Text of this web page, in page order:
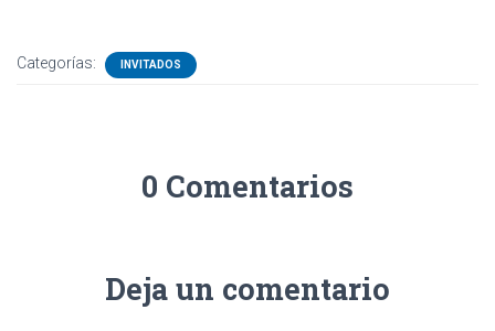
Categorías: INVITADOS
0 Comentarios
Deja un comentario